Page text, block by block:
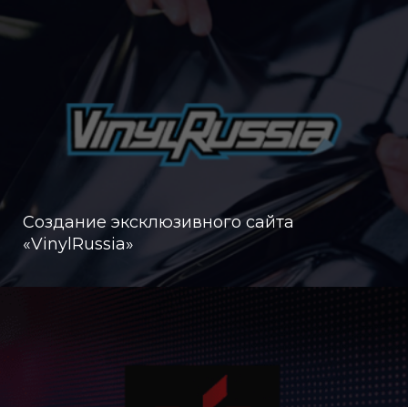
Создание эксклюзивного сайта
«VinylRussia»